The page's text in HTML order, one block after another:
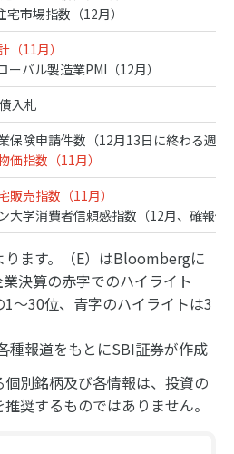
宅市場指数（12月）
（11月）
ーバル製造業PMI（12月）
入札
保険申請件数（12月13日に終わる週）
価指数（11月）
販売指数（11月）
大学消費者信頼感指数（12月、確報値
ます。（E）はBloombergに
決算の赤字でのハイライト
～30位、青字のハイライトは3
報道をもとにSBI証券が作成
別銘柄及び各情報は、投資の
奨するものではありません。